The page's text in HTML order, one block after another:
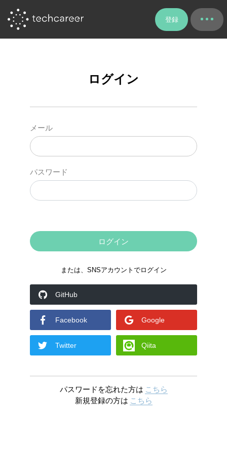
登録
ログイン
メール
パスワード
または、SNSアカウントでログイン
GitHub
Facebook Google
Twitter Qiita
パスワードを忘れた方は こちら
新規登録の方は こちら